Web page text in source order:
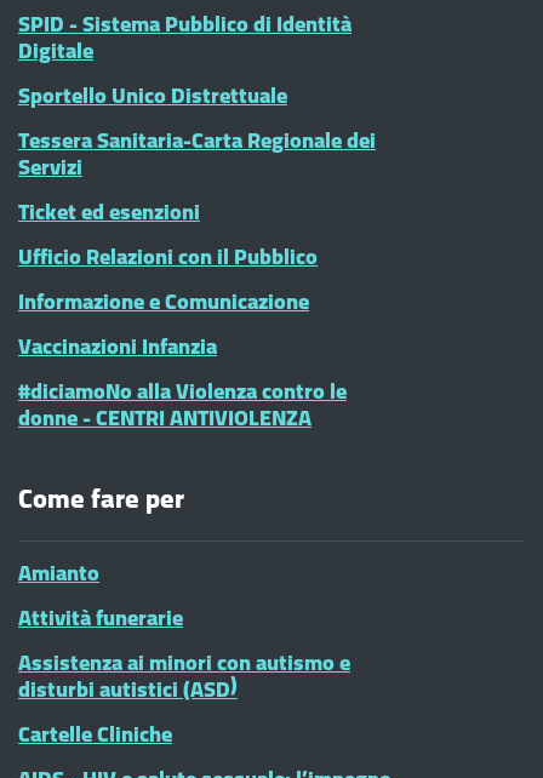
SPID - Sistema Pubblico di Identità
Digitale
Sportello Unico Distrettuale
Tessera Sanitaria-Carta Regionale dei
Servizi
Ticket ed esenzioni
Ufficio Relazioni con il Pubblico
Informazione e Comunicazione
Vaccinazioni Infanzia
#diciamoNo alla Violenza contro le
donne - CENTRI ANTIVIOLENZA
Come fare per
Amianto
Attività funerarie
Assistenza ai minori con autismo e
disturbi autistici (ASD)
Cartelle Cliniche